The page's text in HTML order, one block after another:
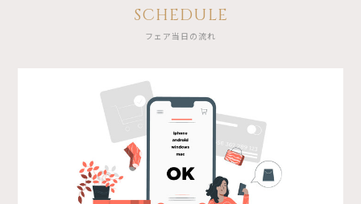
SCHEDULE
フェア当日の流れ